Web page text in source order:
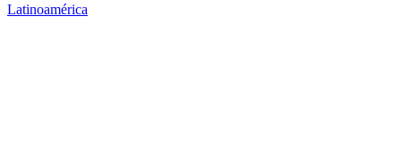
Latinoamérica